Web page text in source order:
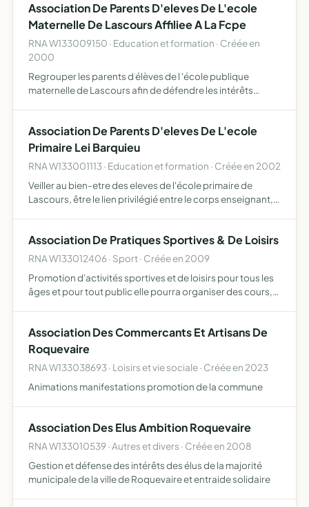
Association De Parents D'eleves De L'ecole
Maternelle De Lascours Affiliee A La Fcpe
RNA W133009150 · Education et formation · Créée en
2000
Regrouper les parents d élèves de l 'école publique
maternelle de Lascours afin de défendre les intérêts
l'enseignement p…
Association De Parents D'eleves De L'ecole
Primaire Lei Barquieu
RNA W133001113 · Education et formation · Créée en 2002
Veiller au bien-etre des eleves de l'école primaire de
Lascours, être le lien privilégié entre le corps enseignant,
Association De Pratiques Sportives & De Loisirs
RNA W133012406 · Sport · Créée en 2009
Promotion d'activités sportives et de loisirs pour tous les
âges et pour tout public elle pourra organiser des cours,
éduc…
Association Des Commercants Et Artisans De
Roquevaire
RNA W133038693 · Loisirs et vie sociale · Créée en 2023
Animations manifestations promotion de la commune
Association Des Elus Ambition Roquevaire
RNA W133010539 · Autres et divers · Créée en 2008
Gestion et défense des intérêts des élus de la majorité
municipale de la ville de Roquevaire et entraide solidaire